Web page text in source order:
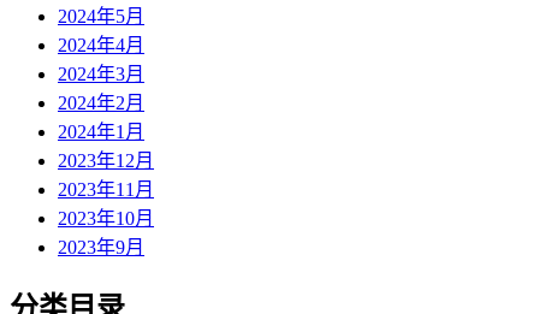
2024年5月
2024年4月
2024年3月
2024年2月
2024年1月
2023年12月
2023年11月
2023年10月
2023年9月